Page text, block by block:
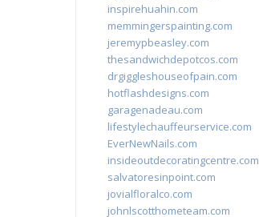
inspirehuahin.com
memmingerspainting.com
jeremypbeasley.com
thesandwichdepotcos.com
drgiggleshouseofpain.com
hotflashdesigns.com
garagenadeau.com
lifestylechauffeurservice.com
EverNewNails.com
insideoutdecoratingcentre.com
salvatoresinpoint.com
jovialfloralco.com
johnlscotthometeam.com